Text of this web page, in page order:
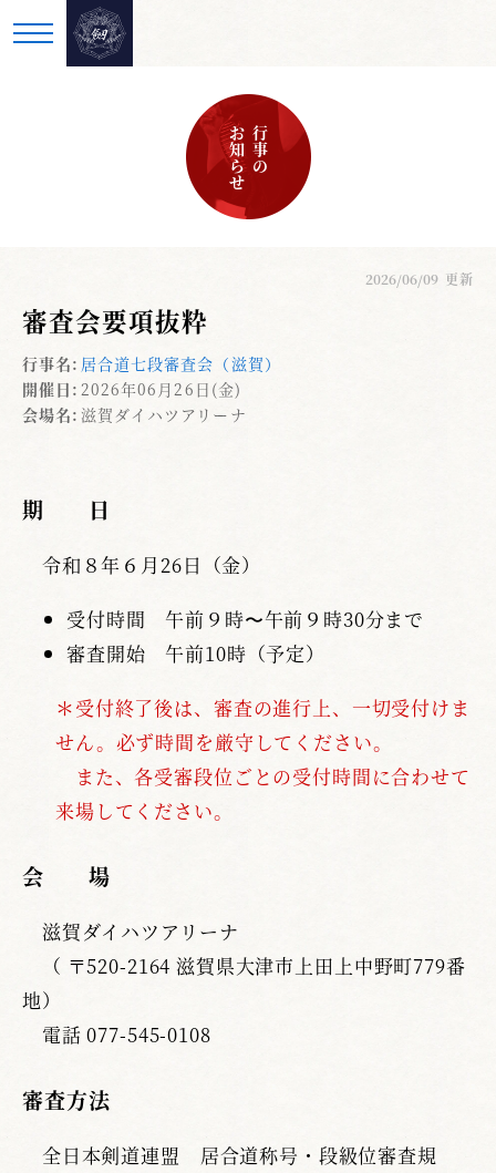
行事の
お知らせ
2026/06/09 更新
審査会要項抜粋
行事名: 居合道七段審査会（滋賀）
開催日: 2026年06月26日(金)
会場名: 滋賀ダイハツアリーナ
期 日
令和８年６月26日（金）
受付時間 午前９時〜午前９時30分まで
審査開始 午前10時（予定）
＊受付終了後は、審査の進行上、一切受付けま
せん。必ず時間を厳守してください。
また、各受審段位ごとの受付時間に合わせて
来場してください。
会 場
滋賀ダイハツアリーナ
（ 〒520-2164 滋賀県大津市上田上中野町779番
地）
電話 077-545-0108
審査方法
全日本剣道連盟 居合道称号・段級位審査規